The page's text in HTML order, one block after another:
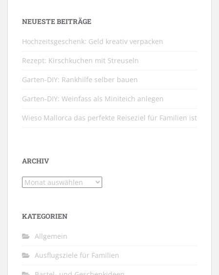
NEUESTE BEITRÄGE
Hochzeitsgeschenk: Geld kreativ verpacken
Rezept: Kirschkuchen mit Streuseln
Garten-DIY: Rankhilfe selber bauen
Garten-DIY: Weinfass als Miniteich anlegen
Wieso Mallorca das perfekte Reiseziel für Familien ist
ARCHIV
Archiv
KATEGORIEN
Allgemein
Ausflugsziele für Familien